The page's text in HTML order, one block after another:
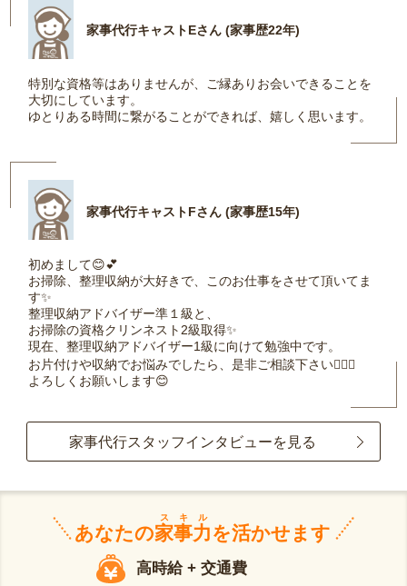
家事代行キャストEさん (家事歴22年)
特別な資格等はありませんが、ご縁ありお会いできることを
大切にしています。
ゆとりある時間に繋がることができれば、嬉しく思います。
家事代行キャストFさん (家事歴15年)
初めまして😊💕
お掃除、整理収納が大好きで、このお仕事をさせて頂いてま
す✨
整理収納アドバイザー準１級と、
お掃除の資格クリンネスト2級取得✨
現在、整理収納アドバイザー1級に向けて勉強中です。
お片付けや収納でお悩みでしたら、是非ご相談下さい🙆‍♀️✨
よろしくお願いします😊
家事代行スタッフインタビューを見る
あなたの家事力
スキル
を活かせます
高時給 + 交通費